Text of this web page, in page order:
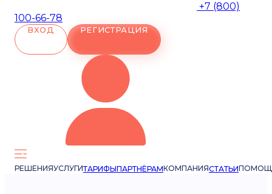
+7 (800)
100-66-78
ВХОД РЕГИСТРАЦИЯ
РЕШЕНИЯУСЛУГИТАРИФЫПАРТНЁРАМКОМПАНИЯСТАТЬИ